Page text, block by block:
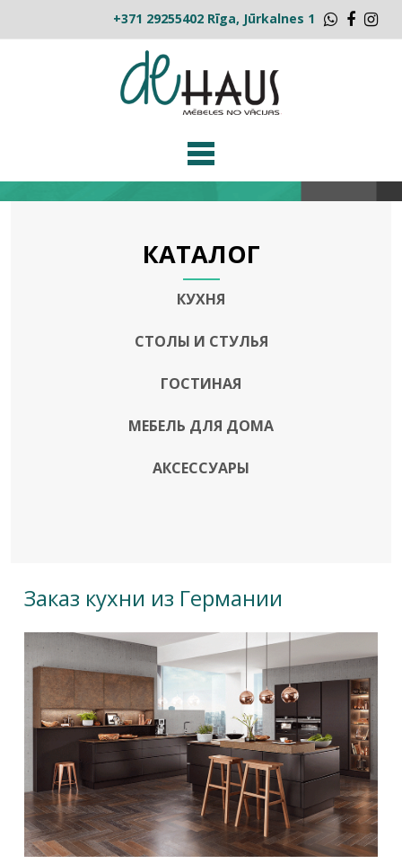
+371 29255402 Rīga, Jūrkalnes 1
КАТАЛОГ
КУХНЯ
СТОЛЫ И СТУЛЬЯ
ГОСТИНАЯ
МЕБЕЛЬ ДЛЯ ДОМА
АКСЕССУАРЫ
Заказ кухни из Германии